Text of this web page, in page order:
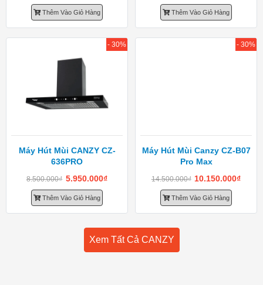
Thêm Vào Giỏ Hàng Thêm Vào Giỏ Hàng
Máy Hút Mùi CANZY CZ-
636PRO
8.500.000₫ 5.950.000₫
Thêm Vào Giỏ Hàng
- 30%
Máy Hút Mùi Canzy CZ-B07
Pro Max
14.500.000₫ 10.150.000₫
Thêm Vào Giỏ Hàng
- 30%
Xem Tất Cả CANZY